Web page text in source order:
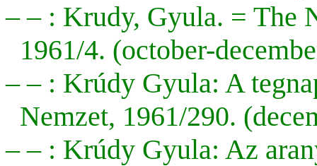
– – : Krudy, Gyula. = The
1961/4. (october-
– – : Krúdy Gyula: A
Nemzet, 1961/290.
– – : Krúdy Gyula: Az